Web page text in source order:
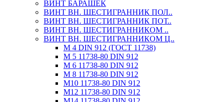
ВИНТ БАРАШЕК
ВИНТ ВН. ШЕСТИГРАННИК ПОЛ..
ВИНТ ВН. ШЕСТИГРАННИК ПОТ..
ВИНТ ВН. ШЕСТИГРАННИКОМ ..
ВИНТ ВН. ШЕСТИГРАННИКОМ Ц..
М 4 DIN 912 (ГОСТ 11738)
М 5 11738-80 DIN 912
М 6 11738-80 DIN 912
М 8 11738-80 DIN 912
М10 11738-80 DIN 912
М12 11738-80 DIN 912